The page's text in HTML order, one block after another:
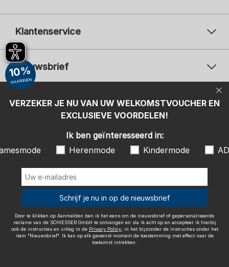
Klantenservice
Nieuwsbrief
Uw
Uw e-mailadres
Aanmelden
Herenmode
ADIDAS
Door te klikken op Aanmelden ben ik het eens om de nieuwsbrief of
gepersonaliseerde reclame van de SCHIESSER GmbH te ontvangen en
sla ik acht op en accepteer ik hierbij ook de instructies en uitleg in de
, in het bijzonder de instructies onder het item
effect naar de toekomst intrekken.
Betaalwijzen
Wij bezorgen met
VERZEKER JE NU VAN UW WELKOMSTVOUCHER EN
EXCLUSIEVE VOORDELEN!
10%
WAARDEBON
Ik ben geïnteresseerd in:
Herenmode Kindermode
Schrijf je nu in op de nieuwsbrief
Door te klikken op Aanmelden ben ik het eens om de nieuwsbrief of gepersonaliseerde
reclame van de SCHIESSER GmbH te ontvangen en sla ik acht op en accepteer ik hierbij
ook de instructies en uitleg in de Privacy Policy, in het bijzonder de instructies onder het
item "Nieuwsbrief". Ik kan op elk gewenst moment de toestemming met effect naar de
toekomst intrekken.